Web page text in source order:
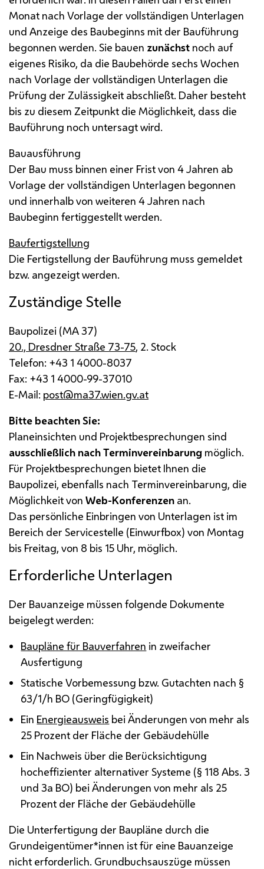
Monat nach Vorlage der vollständigen Unterlagen
und Anzeige des Baubeginns mit der Bauführung
begonnen werden. Sie bauen zunächst noch auf
eigenes Risiko, da die Baubehörde sechs Wochen
nach Vorlage der vollständigen Unterlagen die
Prüfung der Zulässigkeit abschließt. Daher besteht
bis zu diesem Zeitpunkt die Möglichkeit, dass die
Bauführung noch untersagt wird.
Bauausführung
Der Bau muss binnen einer Frist von 4 Jahren ab
Vorlage der vollständigen Unterlagen begonnen
und innerhalb von weiteren 4 Jahren nach
Baubeginn fertiggestellt werden.
Baufertigstellung
Die Fertigstellung der Bauführung muss gemeldet
bzw. angezeigt werden.
Zuständige Stelle
Baupolizei (MA37)
20., Dresdner Straße 73-75, 2. Stock
Telefon: +43 1 4000-8037
Fax: +43 1 4000-99-37010
E-Mail: post@ma37.wien.gv.at
Bitte beachten Sie:
Planeinsichten und Projektbesprechungen sind
ausschließlich nach Terminvereinbarung möglich.
Für Projektbesprechungen bietet Ihnen die
Baupolizei, ebenfalls nach Terminvereinbarung, die
Möglichkeit von Web-Konferenzen an.
Das persönliche Einbringen von Unterlagen ist im
Bereich der Servicestelle (Einwurfbox) von Montag
bis Freitag, von 8 bis 15 Uhr, möglich.
Erforderliche Unterlagen
Der Bauanzeige müssen folgende Dokumente
beigelegt werden:
Baupläne für Bauverfahren in zweifacher
Ausfertigung
Statische Vorbemessung bzw. Gutachten nach §
63/1/h BO (Geringfügigkeit)
Ein Energieausweis bei Änderungen von mehr als
25 Prozent der Fläche der Gebäudehülle
Ein Nachweis über die Berücksichtigung
hocheffizienter alternativer Systeme (§ 118Abs. 3
und 3a BO) bei Änderungen von mehr als 25
Prozent der Fläche der Gebäudehülle
Die Unterfertigung der Baupläne durch die
Grundeigentümer*innen ist für eine Bauanzeige
nicht erforderlich. Grundbuchsauszüge müssen